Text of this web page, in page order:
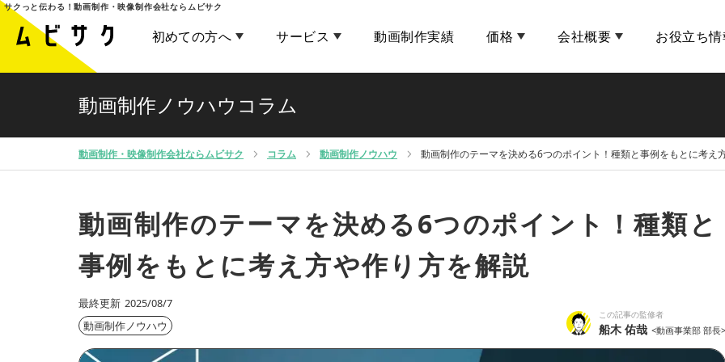
初めての方へ サービス 動画制作実績 価格 会社概要 お役立ち
サクっと伝わる！動画制作・映像制作会社ならムビサク
動画制作ノウハウコラム
動画制作・映像制作会社ならムビサク コラム 動画制作ノウハウ 動画制作のテーマを決める6つのポイント！種類と事例をもとに考え
動画制作のテーマを決める6つのポイント！種類と
事例をもとに考え方や作り方を解説
最終更新 2025/08/7
動画制作ノウハウ
この記事の監修者
船木 佑哉 <動画事業部 部長>